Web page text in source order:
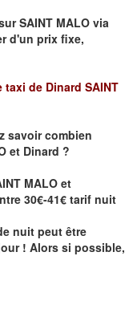
SAINT MALO via
d'un prix fixe,
taxi de Dinard SAINT
savoircombien
et Dinard ?
MALO et
30€-41€ tarif nuit
nuit peut être
! Alors si possible,